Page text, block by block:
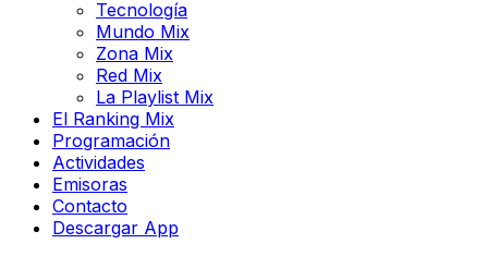
Tecnología
Mundo Mix
Zona Mix
Red Mix
La Playlist Mix
El Ranking Mix
Programación
Actividades
Emisoras
Contacto
Descargar App